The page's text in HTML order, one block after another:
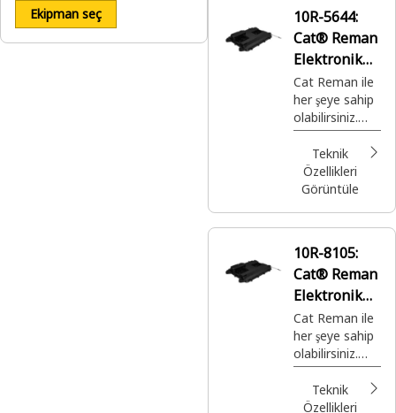
Ekipman seç
10R-5644:
Cat® Reman
Elektronik
Kontrol
Modülü
(ECM)
Cat Reman ile
her şeye sahip
olabilirsiniz.
Doğru
zamanda ve
yerde
kullanmanız
garanti ile
derece uygun
fiyatlı, en iyi
üretime sahip
Cat® parçalar.
Teknik
Özellikleri
Görüntüle
10R-8105:
Cat® Reman
Elektronik
Kontrol
Modülü
(ECM)
Cat Reman ile
her şeye sahip
olabilirsiniz.
Doğru
zamanda ve
yerde
Teknik
Özellikleri